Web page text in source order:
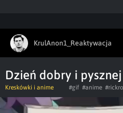
KrulAnon1_Reaktywacja
Dzień dobry i
Kreskówki i anime #gif #anime